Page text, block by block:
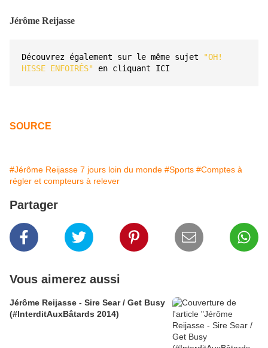
Jérôme Reijasse
Découvrez également sur le même sujet
"OH!
HISSE ENFOIRÉS" en cliquant ICI
SOURCE
#Jérôme Reijasse 7 jours loin du monde #Sports #Comptes à
régler et compteurs à relever
Partager
Vous aimerez aussi
Jérôme Reijasse - Sire Sear / Get Busy
(#InterditAuxBâtards 2014)